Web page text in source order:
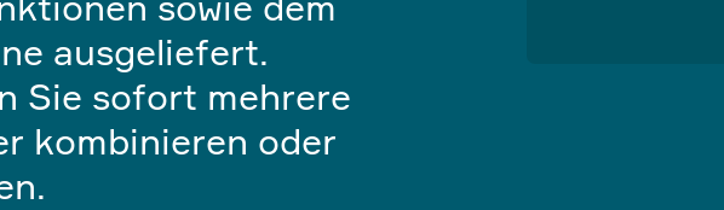
ausgeliefert.
Sie sofort mehrere
kombinieren oder